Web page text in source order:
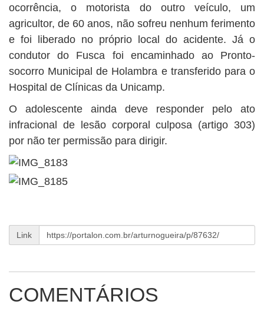
ocorrência, o motorista do outro veículo, um
agricultor, de 60 anos, não sofreu nenhum ferimento
e foi liberado no próprio local do acidente. Já o
condutor do Fusca foi encaminhado ao Pronto-
socorro Municipal de Holambra e transferido para o
Hospital de Clínicas da Unicamp.
O adolescente ainda deve responder pelo ato
infracional de lesão corporal culposa (artigo 303)
por não ter permissão para dirigir.
Link
COMENTÁRIOS